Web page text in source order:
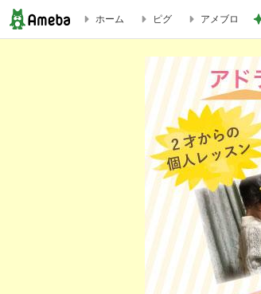
京都市伏見区ピアノ教室・エレクトーン 楽
ホーム ピグ アメブロ